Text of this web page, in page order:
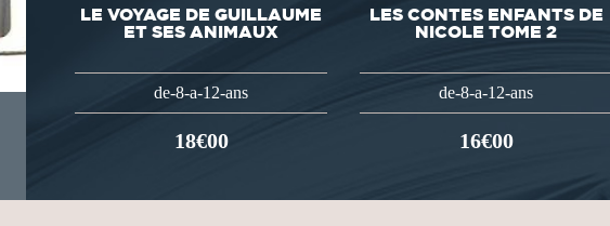
LE VOYAGE DE GUILLAUME
ET SES ANIMAUX
de-8-a-12-ans
18€00
LES CONTES ENFANTS DE
NICOLE TOME 2
de-8-a-12-ans
16€00